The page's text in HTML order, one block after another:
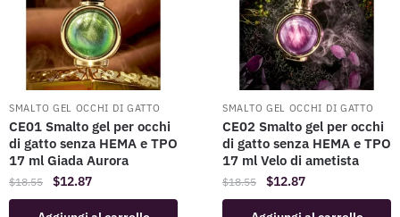
SMALTO GEL OCCHI DI GATTO
CE01 Smalto gel per occhi
di gatto senza HEMA e TPO
17 ml Giada Aurora
$18.55 $12.87
SMALTO GEL OCCHI DI GATTO
CE02 Smalto gel per occhi
di gatto senza HEMA e TPO
17 ml Velo di ametista
$18.55 $12.87